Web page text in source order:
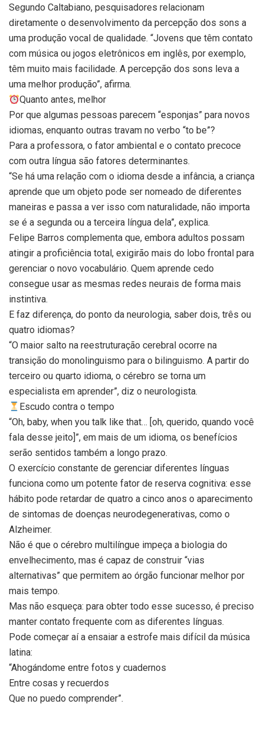
Segundo Caltabiano, pesquisadores relacionam
diretamente o desenvolvimento da percepção dos sons a
uma produção vocal de qualidade. “Jovens que têm contato
com música ou jogos eletrônicos em inglês, por exemplo,
têm muito mais facilidade. A percepção dos sons leva a
uma melhor produção”, afirma.
Quanto antes, melhor
Por que algumas pessoas parecem “esponjas” para novos
idiomas, enquanto outras travam no verbo “to be”?
Para a professora, o fator ambiental e o contato precoce
com outra língua são fatores determinantes.
“Se há uma relação com o idioma desde a infância, a criança
aprende que um objeto pode ser nomeado de diferentes
maneiras e passa a ver isso com naturalidade, não importa
se é a segunda ou a terceira língua dela”, explica.
Felipe Barros complementa que, embora adultos possam
atingir a proficiência total, exigirão mais do lobo frontal para
gerenciar o novo vocabulário. Quem aprende cedo
consegue usar as mesmas redes neurais de forma mais
instintiva.
E faz diferença, do ponto da neurologia, saber dois, três ou
quatro idiomas?
“O maior salto na reestruturação cerebral ocorre na
transição do monolinguismo para o bilinguismo. A partir do
terceiro ou quarto idioma, o cérebro se torna um
especialista em aprender”, diz o neurologista.
Escudo contra o tempo
“Oh, baby, when you talk like that… [oh, querido, quando você
fala desse jeito]”, em mais de um idioma, os benefícios
serão sentidos também a longo prazo.
O exercício constante de gerenciar diferentes línguas
funciona como um potente fator de reserva cognitiva: esse
hábito pode retardar de quatro a cinco anos o aparecimento
de sintomas de doenças neurodegenerativas, como o
Alzheimer.
Não é que o cérebro multilíngue impeça a biologia do
envelhecimento, mas é capaz de construir “vias
alternativas” que permitem ao órgão funcionar melhor por
mais tempo.
Mas não esqueça: para obter todo esse sucesso, é preciso
manter contato frequente com as diferentes línguas.
Pode começar aí a ensaiar a estrofe mais difícil da música
latina:
“Ahogándome entre fotos y cuadernos
Entre cosas y recuerdos
Que no puedo comprender”.